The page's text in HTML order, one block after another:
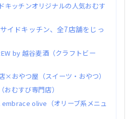
キッチンオリジナルの人気おむす
イドキッチン、全7店舗をじっ
by 越谷麦酒（クラフトビー
×おやつ屋（スイーツ・おやつ）
むすび専門店）
embrace olive（オリーブ系メニュ